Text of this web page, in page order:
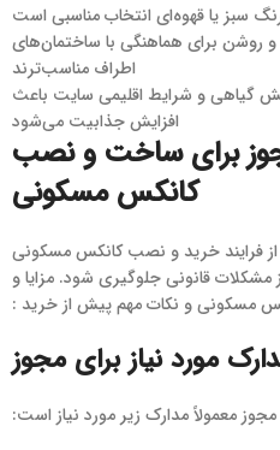
سبز یا قهوه‌ای انتخاب مناسبی است
برای هماهنگی با ساختمان‌های
اطراف مناسب‌ترند
گیاهی و شرایط اقلیمی سایت باعث
افزایش جذابیت می‌شود
برای ساخت و نصب
کانکس مسکونی
فرایند خرید و نصب کانکس مسکونی
مشکلات قانونی جلوگیری شود. مزایا و
مسکونی و نکات مهم پیش از خرید :
مورد نیاز برای مجوز
معمولاً مدارک زیر مورد نیاز است: